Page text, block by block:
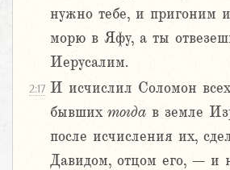
нужно тебе, и пригоним
морю в Яфу, а ты
Иерусалим.
2:17 И исчислил Соломон
бывших тогда в земле
после исчисления их,
Давидом, отцом его, – и